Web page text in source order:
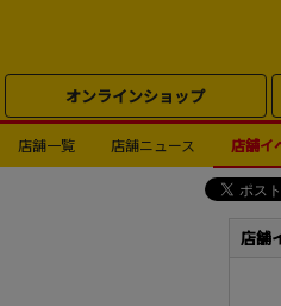
オンラインショップ
店舗一覧 店舗ニュース 店舗イ
店舗